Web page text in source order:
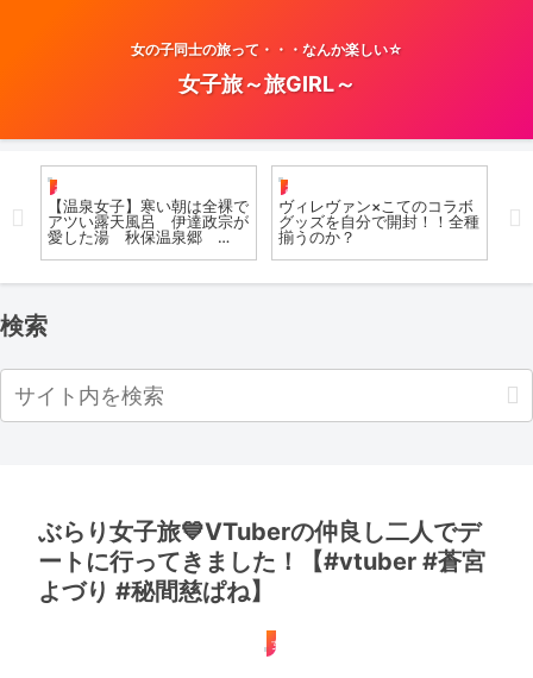
女の子同士の旅って・・・なんか楽しい☆
女子旅～旅GIRL～
だ
お風呂女子こての
【温泉女子】寒い朝は全裸で
アツい露天風呂 伊達政宗が
愛した湯 秋保温泉郷
お風呂女子こての
ヴィレヴァン×こてのコラボ
グッズを自分で開封！！全種
揃うのか？
【
ら
検索
ぶらり女子旅💙VTuberの仲良し二人でデ
ートに行ってきました！【#vtuber #蒼宮
よづり #秘間慈ぱね】
女子旅